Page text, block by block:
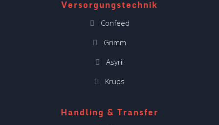
Versorgungstechnik
Confeed
Grimm
Asyril
Krups
Handling & Transfer